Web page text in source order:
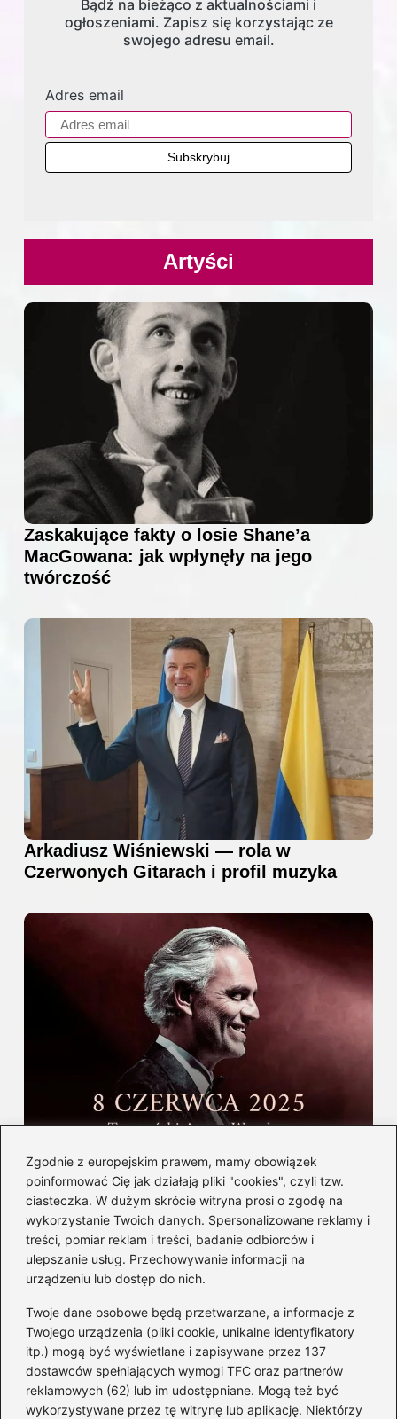
Zgodnie z europejskim prawem, mamy obowiązek
poinformować Cię jak działają pliki "cookies", czyli tzw.
ciasteczka. W dużym skrócie witryna prosi o zgodę na
wykorzystanie Twoich danych. Spersonalizowane reklamy i
treści, pomiar reklam i treści, badanie odbiorców i
ulepszanie usług. Przechowywanie informacji na
urządzeniu lub dostęp do nich.
Twoje dane osobowe będą przetwarzane, a informacje z
Twojego urządzenia (pliki cookie, unikalne identyfikatory
itp.) mogą być wyświetlane i zapisywane przez 137
dostawców spełniających wymogi TFC oraz partnerów
reklamowych (62) lub im udostępniane. Mogą też być
wykorzystywane przez tę witrynę lub aplikację. Niektórzy
Bądź na bieżąco z aktualnościami i
ogłoszeniami. Zapisz się korzystając ze
swojego adresu email.
Adres email
Artyści
Zaskakujące fakty o losie Shane’a
MacGowana: jak wpłynęły na jego
twórczość
Arkadiusz Wiśniewski — rola w
Czerwonych Gitarach i profil muzyka
Polsce — informacje i bilety
Kategorie
Albumy(8)
Artyści
Edukacja muzyczna(89)
Instrumenty(38)
Kultura(47)
Muzyka(205)